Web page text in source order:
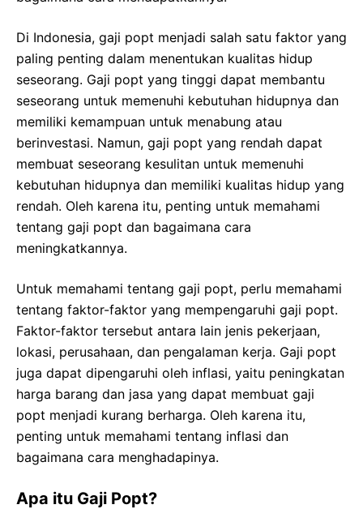
Di Indonesia, gaji popt menjadi salah satu faktor yang
paling penting dalam menentukan kualitas hidup
seseorang. Gaji popt yang tinggi dapat membantu
seseorang untuk memenuhi kebutuhan hidupnya dan
memiliki kemampuan untuk menabung atau
berinvestasi. Namun, gaji popt yang rendah dapat
membuat seseorang kesulitan untuk memenuhi
kebutuhan hidupnya dan memiliki kualitas hidup yang
rendah. Oleh karena itu, penting untuk memahami
tentang gaji popt dan bagaimana cara
meningkatkannya.
Untuk memahami tentang gaji popt, perlu memahami
tentang faktor-faktor yang mempengaruhi gaji popt.
Faktor-faktor tersebut antara lain jenis pekerjaan,
lokasi, perusahaan, dan pengalaman kerja. Gaji popt
juga dapat dipengaruhi oleh inflasi, yaitu peningkatan
harga barang dan jasa yang dapat membuat gaji
popt menjadi kurang berharga. Oleh karena itu,
penting untuk memahami tentang inflasi dan
bagaimana cara menghadapinya.
Apa itu Gaji Popt?